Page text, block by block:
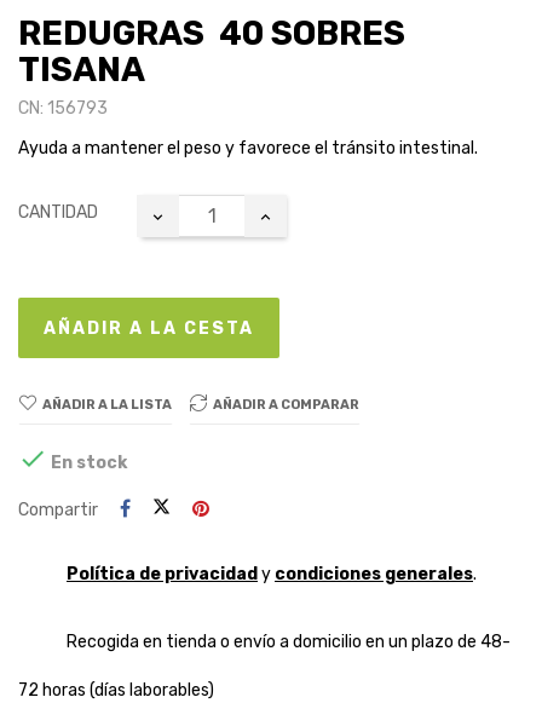
REDUGRAS 40 SOBRES
TISANA
CN: 156793
Ayuda a mantener el peso y favorece el tránsito intestinal.
CANTIDAD
AÑADIR A LA CESTA
AÑADIR A LA LISTA AÑADIR A COMPARAR
 En stock
Compartir
Política de privacidady condiciones generales.
Recogida en tienda o envío a domicilio en un plazo de 48-
72 horas (días laborables)